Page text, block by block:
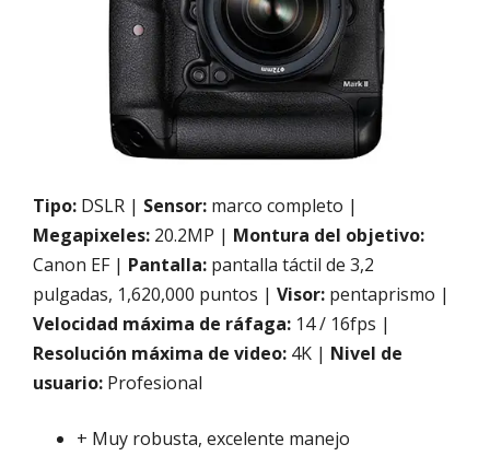
Tipo: DSLR | Sensor: marco completo |
Megapixeles: 20.2MP | Montura del objetivo:
Canon EF | Pantalla: pantalla táctil de 3,2
pulgadas, 1,620,000 puntos | Visor: pentaprismo |
Velocidad máxima de ráfaga: 14 / 16fps |
Resolución máxima de video: 4K | Nivel de
usuario: Profesional
+ Muy robusta, excelente manejo